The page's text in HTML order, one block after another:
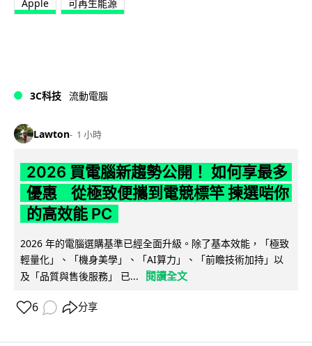
Apple 可再生能源
3C科技 流動電腦
Lawton 1 小時
2026 買電腦新趨勢公開！ 如何享最多
優惠 從極致便攜到電競標竿 揀選啱你
的高效能 PC
2026 年的電腦選購基準已經全面升級。除了基本效能，「極致
輕量化」、「機身美學」、「AI算力」、「前瞻技術加持」以
及「品質與售後服務」 已...
閱讀全文
6 分享